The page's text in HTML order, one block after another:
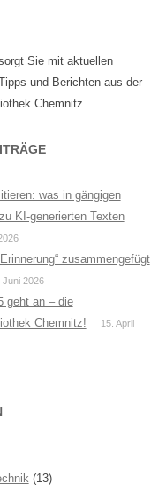
Sie mit aktuellen
und Berichten aus der
Chemnitz.
was in gängigen
KI-generierten Texten
zusammengefügt
Juni 2026
geht an – die
Chemnitz!
15. April
(13)